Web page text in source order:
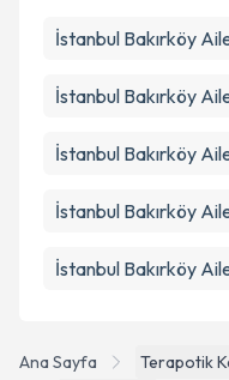
Ana Sayfa Terapotik
İstanbul Bakırköy
İstanbul Bakırköy
İstanbul Bakırköy
İstanbul Bakırköy
İstanbul Bakırköy